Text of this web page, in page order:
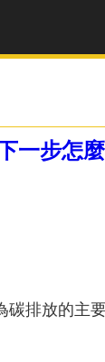
一步怎
排放的主